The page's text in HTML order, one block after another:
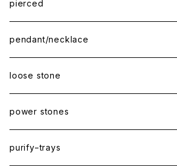
pierced
pendant/necklace
loose stone
power stones
purify−trays